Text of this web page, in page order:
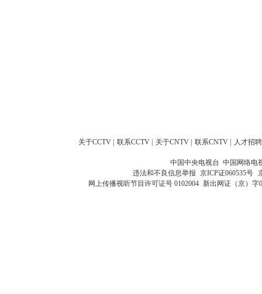
关于CCTV 联系CCTV 关于CNTV 联系CNTV 人才招聘
中国中央电视台 中国网络电
违法和不良信息举报 京ICP证060535号
网上传播视听节目许可证号 0102004 新出网证（京）